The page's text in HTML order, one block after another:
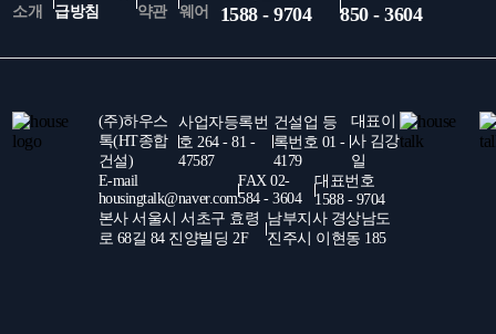
소개
급방침
약관
웨어
1588 - 9704
850 - 3604
(주)하우스
톡(HT종합
건설)
사업자등록번
호 264 - 81 -
47587
건설업 등
록번호 01 -
4179
대표이
사 김강
일
E-mail
housingtalk@naver.com
FAX 02-
584 - 3604
대표번호
1588 - 9704
본사 서울시 서초구 효령
로 68길 84 진양빌딩 2F
남부지사 경상남도
진주시 이현동 185